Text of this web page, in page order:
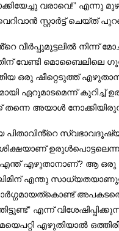
വരാവെ!” എന്നു
സ്റ്റാർട്ട് ചെയ്ത്
വീർപ്പുമുട്ടലിൽ നിന്ന്
വേണ്ടി
ഒരു ഷീറ്റെടുത്ത്
ഏറുമാടമെന്ന് കുറിച്ച്
തന്നെ അയാൾ
പിതാവിൻ്റെ
ഉരുൾപൊട്ടലെന്ന
എന്ത് എഴുതാനാണ്? ആ ഒരു
എന്തു
എന്ന്
എഴുതിയാൽ ഒത്തിരി